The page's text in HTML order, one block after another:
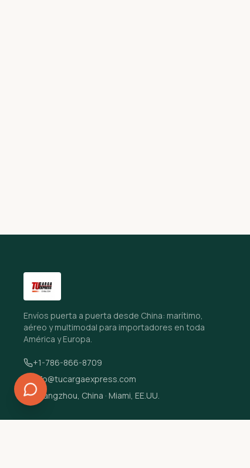
Envíos puerta a puerta desde China: marítimo,
aéreo y multimodal para importadores en toda
América y Europa.
+1-786-866-8709
info@tucargaexpress.com
Guangzhou, China · Miami, EE.UU.